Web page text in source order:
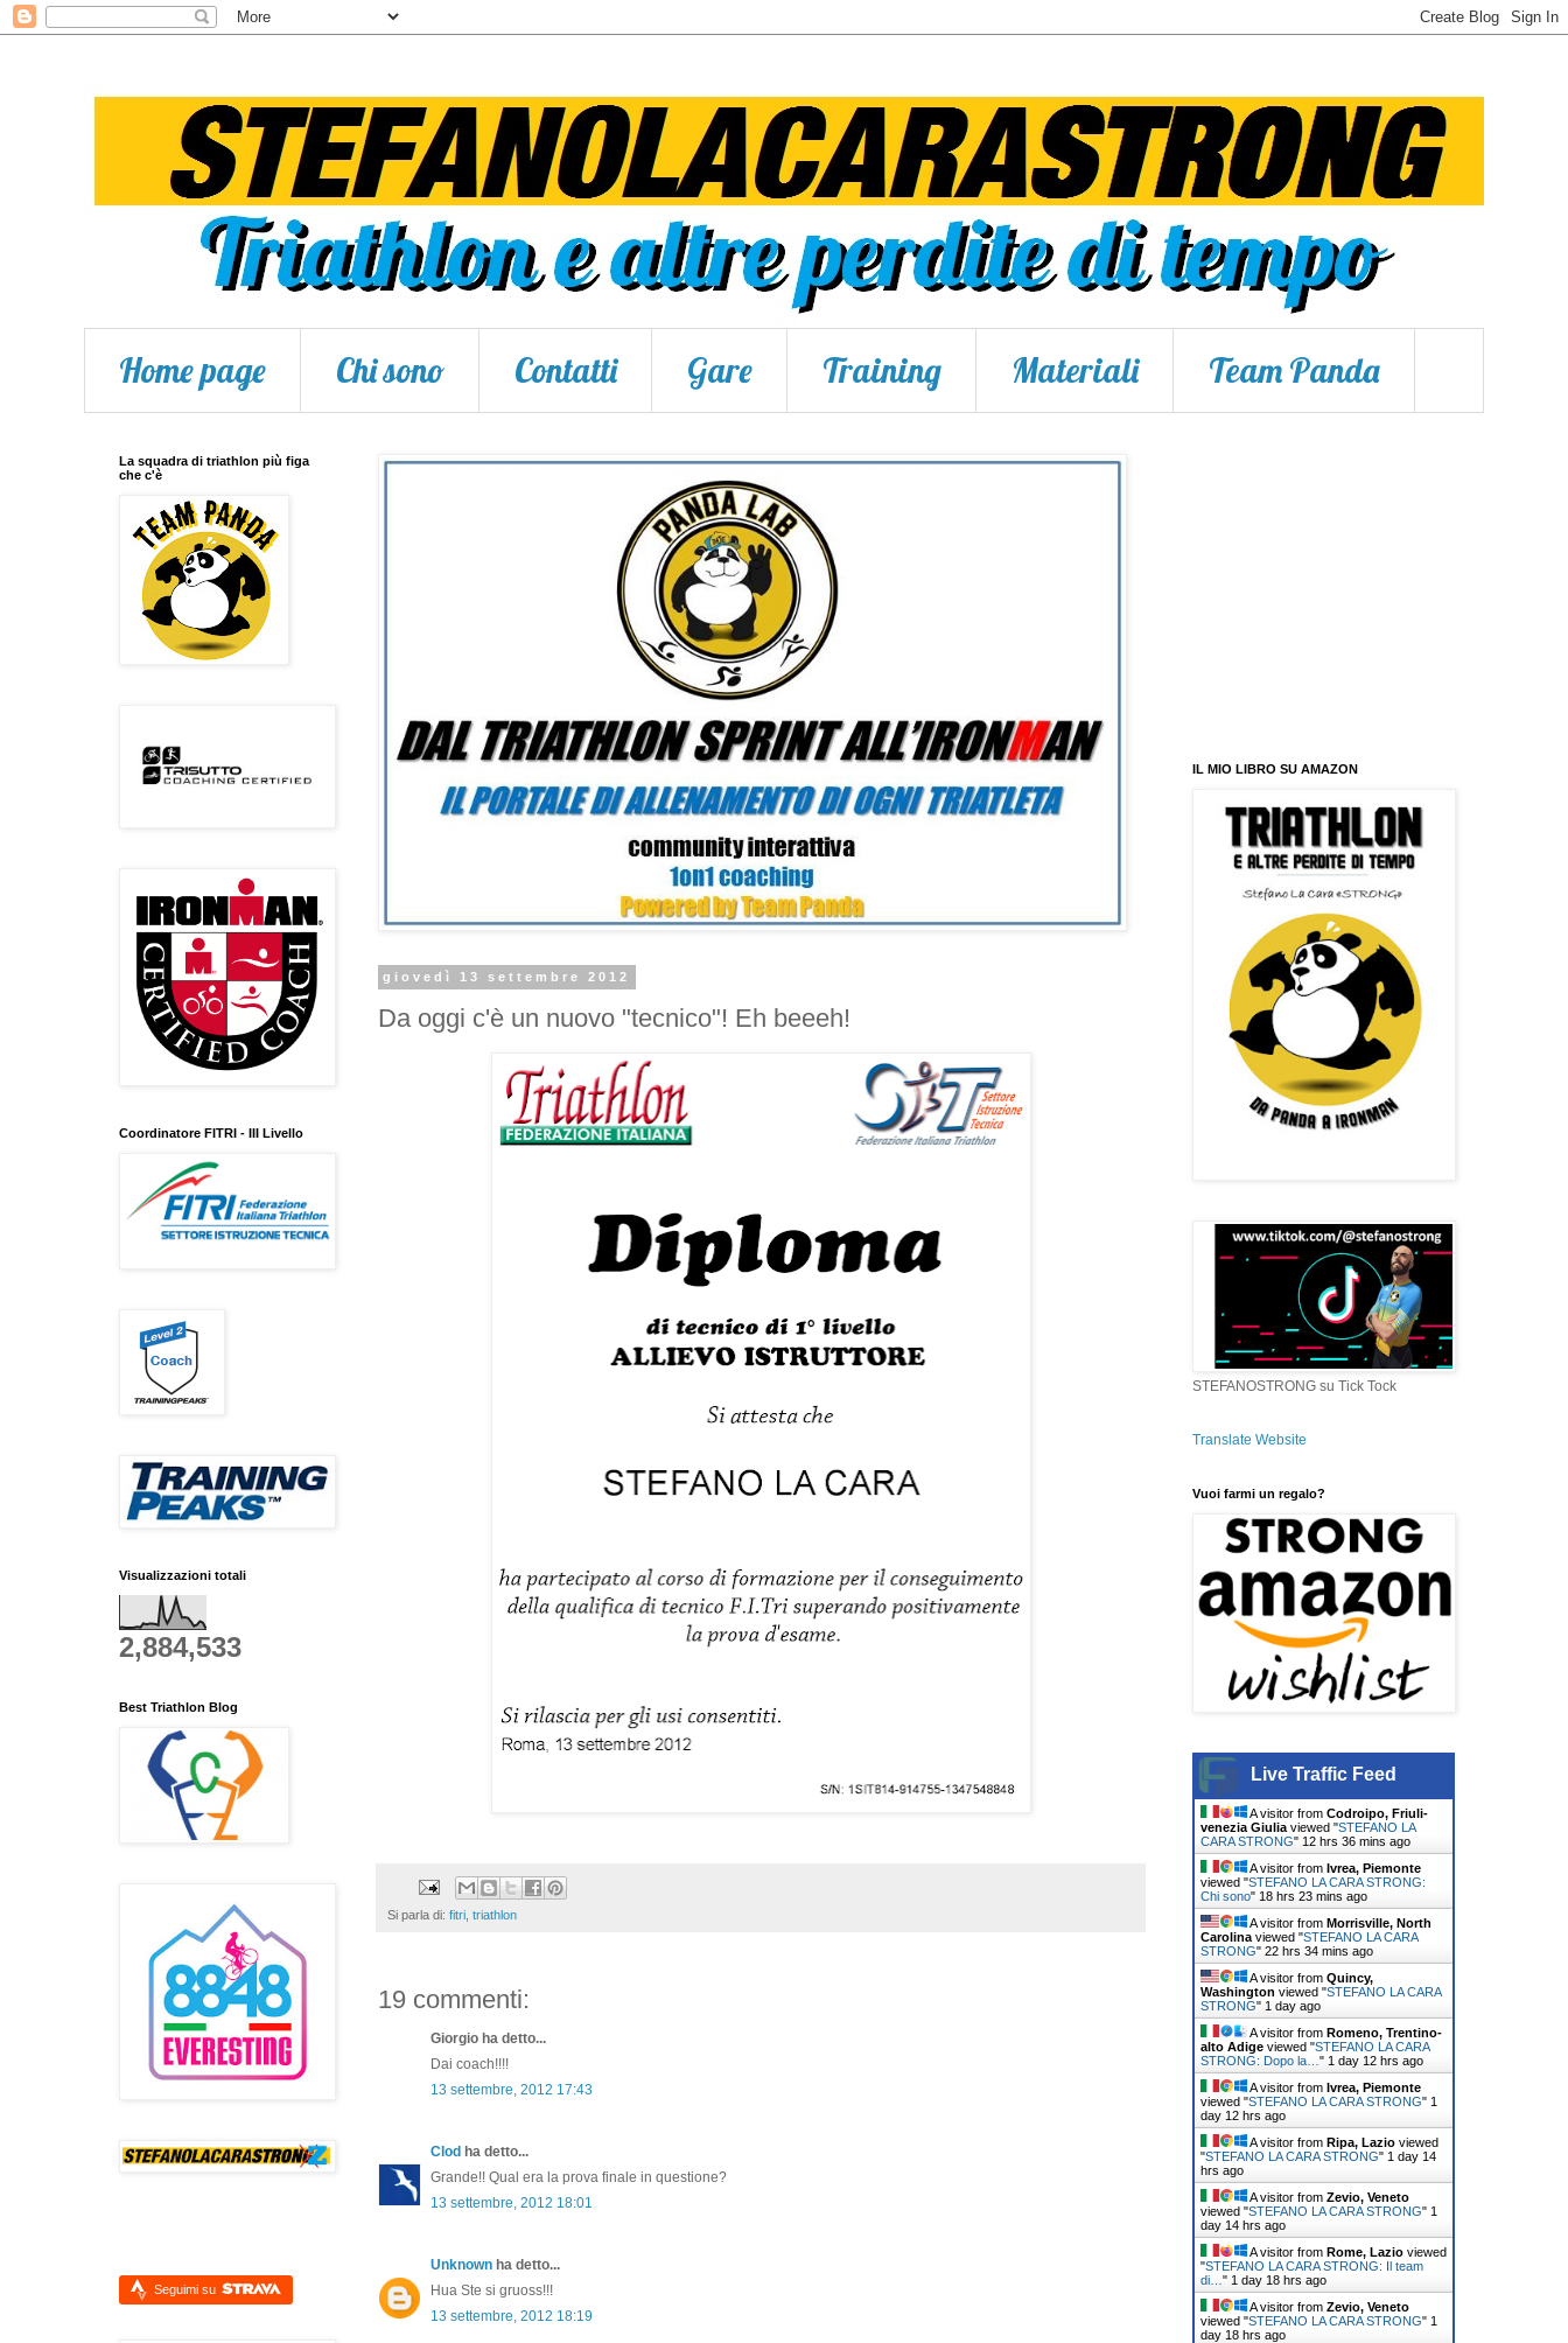
Home page Chi sono Contatti Gare Training Materiali Team Panda
giovedì 13 settembre 2012
Da oggi c'è un nuovo "tecnico"! Eh beeeh!
Si parla di: fitri triathlon
19 commenti:
Giorgio ha detto...
Dai coach!!!!
13 settembre, 2012 17:43
Clod ha detto...
Grande!! Qual era la prova finale in questione?
13 settembre, 2012 18:01
Unknown ha detto...
Hua Ste si gruoss!!!
13 settembre, 2012 18:19
La squadra di triathlon più figa
che c'è
Coordinatore FITRI - III Livello
Visualizzazioni totali
2,884,533
Best Triathlon Blog
Seguimi su
IL MIO LIBRO SU AMAZON
STEFANOSTRONG su Tick Tock
Translate Website
Vuoi farmi un regalo?
Live Traffic Feed
A visitor from Codroipo, Friuli-
venezia Giulia viewed "STEFANO LA
CARA STRONG" 12 hrs 36 mins ago
A visitor from Ivrea, Piemonte
viewed "STEFANO LA CARA STRONG:
Chi sono" 18 hrs 23 mins ago
A visitor from Morrisville, North
Carolina viewed "STEFANO LA CARA
STRONG" 22 hrs 34 mins ago
A visitor from Quincy,
Washington viewed "STEFANO LA CARA
STRONG" 1 day ago
A visitor from Romeno, Trentino-
alto Adige viewed "STEFANO LA CARA
STRONG: Dopo la… " 1 day 12 hrs ago
A visitor from Ivrea, Piemonte
viewed "STEFANO LA CARA STRONG" 1
day 12 hrs ago
A visitor from Ripa, Lazio viewed
"STEFANO LA CARA STRONG" 1 day 14
hrs ago
A visitor from Zevio, Veneto
viewed "STEFANO LA CARA STRONG" 1
day 14 hrs ago
A visitor from Rome, Lazio viewed
"STEFANO LA CARA STRONG: Il team
di… " 1 day 18 hrs ago
A visitor from Zevio, Veneto
viewed "STEFANO LA CARA STRONG" 1
day 18 hrs ago